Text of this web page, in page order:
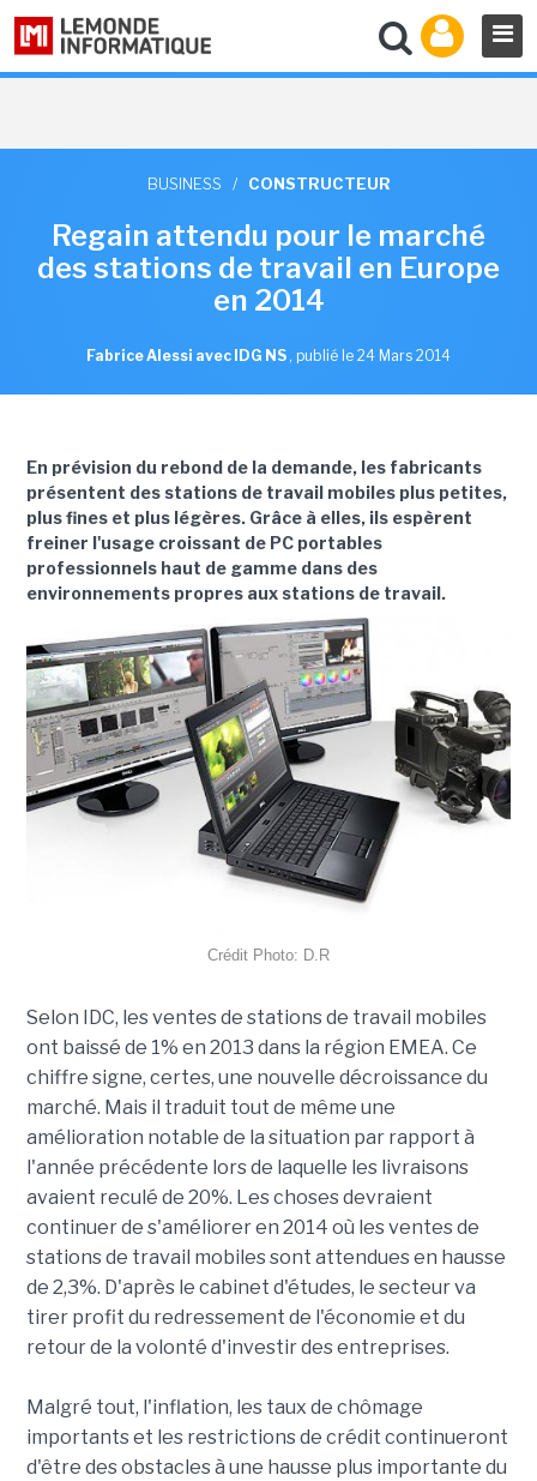
BUSINESS / CONSTRUCTEUR
Regain attendu pour le marché
des stations de travail en Europe
en 2014
Fabrice Alessi avec IDG NS , publié le 24 Mars 2014
En prévision du rebond de la demande, les fabricants
présentent des stations de travail mobiles plus petites,
plus fines et plus légères. Grâce à elles, ils espèrent
freiner l'usage croissant de PC portables
professionnels haut de gamme dans des
environnements propres aux stations de travail.
Crédit Photo: D.R
Selon IDC, les ventes de stations de travail mobiles
ont baissé de 1% en 2013 dans la région EMEA. Ce
chiffre signe, certes, une nouvelle décroissance du
marché. Mais il traduit tout de même une
amélioration notable de la situation par rapport à
l'année précédente lors de laquelle les livraisons
avaient reculé de 20%. Les choses devraient
continuer de s'améliorer en 2014 où les ventes de
stations de travail mobiles sont attendues en hausse
de 2,3%. D'après le cabinet d'études, le secteur va
tirer profit du redressement de l'économie et du
retour de la volonté d'investir des entreprises.
Malgré tout, l'inflation, les taux de chômage
importants et les restrictions de crédit continueront
d'être des obstacles à une hausse plus importante du